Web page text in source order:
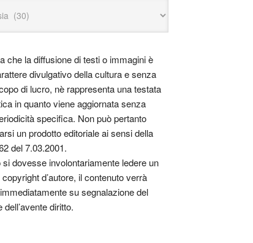
che la diffusione di testi o immagini è
divulgativo della cultura e senza
di lucro, nè rappresenta una testata
in quanto viene aggiornata senza
specifica. Non può pertanto
un prodotto editoriale ai sensi della
del 7.03.2001.
si dovesse involontariamente ledere un
d’autore, il contenuto verrà
su segnalazione del
dell’avente diritto.